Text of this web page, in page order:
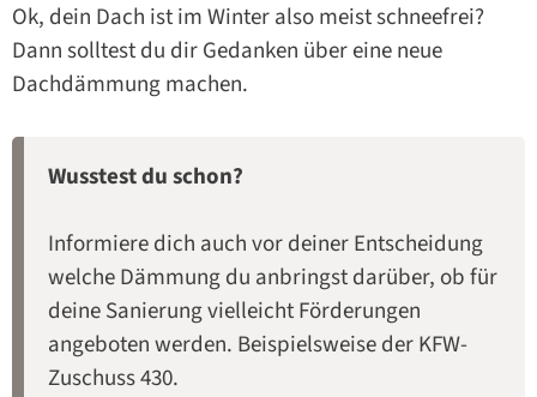
Ok, dein Dach ist im Winter also meist schneefrei?
Dann solltest du dir Gedanken über eine neue
Dachdämmung machen.
Wusstest du schon?
Informiere dich auch vor deiner Entscheidung
welche Dämmung du anbringst darüber, ob für
deine Sanierung vielleicht Förderungen
angeboten werden. Beispielsweise der KFW-
Zuschuss 430.